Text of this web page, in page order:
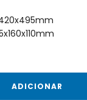
ADICIONAR